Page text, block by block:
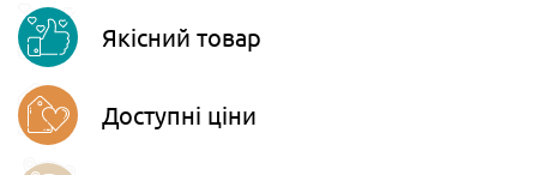
Telegram
Якісний товар
Доступні ціни